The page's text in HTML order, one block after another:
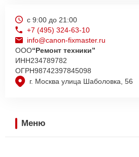
г. Москва улица Шаболовка, 56
с 9:00 до 21:00
+7 (495) 324-63-10
info@canon-fixmaster.ru
ООО“Ремонт техники”
ИНН234789782
ОГРН98742397845098
Меню